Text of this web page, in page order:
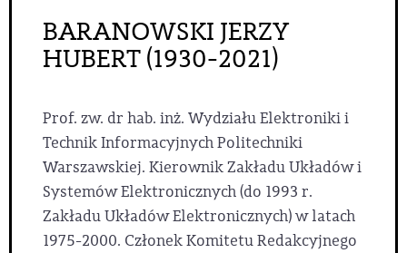
BARANOWSKI JERZY
HUBERT (1930-2021)
Prof. zw. dr hab. inż. Wydziału Elektroniki i
Technik Informacyjnych Politechniki
Warszawskiej. Kierownik Zakładu Układów i
Systemów Elektronicznych (do 1993 r.
Zakładu Układów Elektronicznych) w latach
1975-2000. Członek Komitetu Redakcyjnego